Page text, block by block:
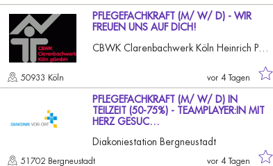
PFLEGEFACHKRAFT (M/ W/ D) - WIR
FREUEN UNS AUF DICH!
50933 Köln vor 4 Tagen
PFLEGEFACHKRAFT (M/ W/ D) IN
TEILZEIT (50-75%) - TEAMPLAYER:IN MIT
HERZ GESUC…
Diakoniestation Bergneustadt
51702 Bergneustadt vor 4 Tagen